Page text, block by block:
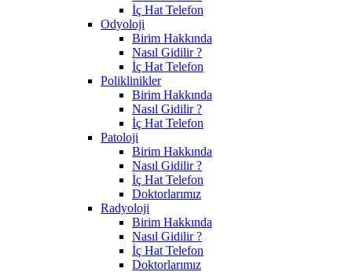
İç Hat Telefon
Odyoloji
Birim Hakkında
Nasıl Gidilir ?
İç Hat Telefon
Poliklinikler
Birim Hakkında
Nasıl Gidilir ?
İç Hat Telefon
Patoloji
Birim Hakkında
Nasıl Gidilir ?
İç Hat Telefon
Doktorlarımız
Radyoloji
Birim Hakkında
Nasıl Gidilir ?
İç Hat Telefon
Doktorlarımız